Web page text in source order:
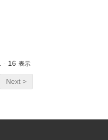
- 16 表示
Next >